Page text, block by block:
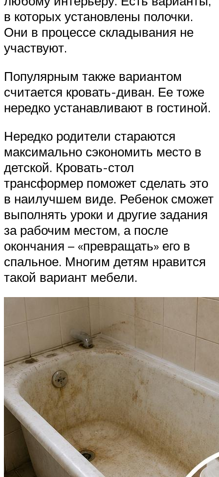
в которых установлены полочки.
Они в процессе складывания не
участвуют.
Популярным также вариантом
считается кровать-диван. Ее тоже
нередко устанавливают в гостиной.
Нередко родители стараются
максимально сэкономить место в
детской. Кровать-стол
трансформер поможет сделать это
в наилучшем виде. Ребенок сможет
выполнять уроки и другие задания
за рабочим местом, а после
окончания – «превращать» его в
спальное. Многим детям нравится
такой вариант мебели.